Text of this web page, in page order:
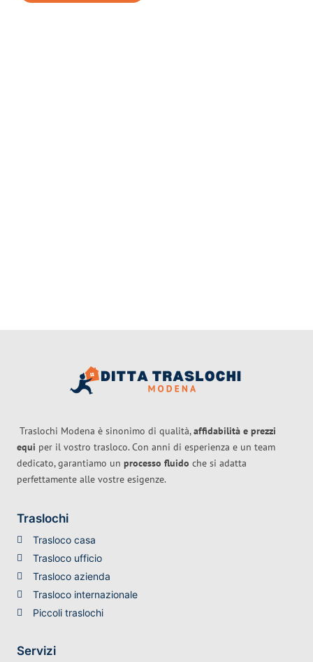
Traslochi Modena è sinonimo di qualità,affidabilità e prezzi
equi per il vostro trasloco. Con anni di esperienza e un team
dedicato, garantiamo un processo fluido che si adatta
perfettamente alle vostre esigenze.
Traslochi
Trasloco casa
Trasloco ufficio
Trasloco azienda
Trasloco internazionale
Piccoli traslochi
Servizi